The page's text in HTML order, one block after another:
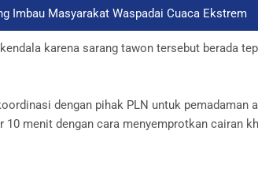
Imbau Masyarakat Waspadai Cuaca Ekstrem
karena sarang tawon tersebut berada
dengan pihak PLN untuk pemadaman
10 menit dengan cara menyemprotkan cairan